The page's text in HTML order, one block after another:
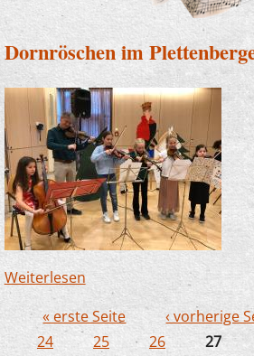
Dornröschen im
Weiterlesen über Dornröschen im
Seiten
« erste Seite ‹ vorherige
24
25 26 27